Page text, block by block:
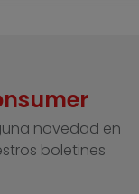
novedad en
boletines